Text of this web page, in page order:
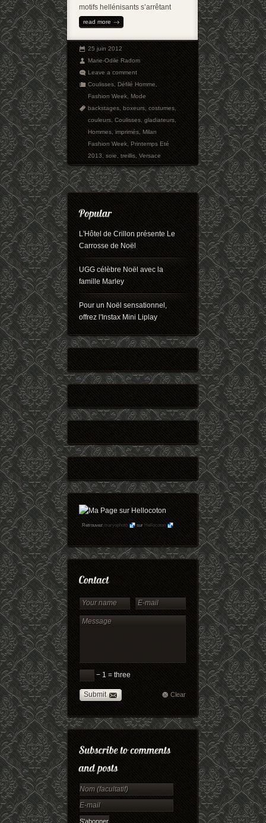
motifs hellénisants s’arrêtant
read more
25 juin 2012
Marie-Odile Radom
Leave a comment
Coulisses,Défilé Homme,
Fashion Week,Mode
backstages,boxeurs,costumes,
couleurs,Coulisses,gladiateurs,
Hommes,imprimés,Milan
Fashion Week,Printemps Eté
2013,soie,treillis,Versace
L'Hôtel de Crillon présente Le
Carrosse de Noël
UGG célèbre Noël avec la
famille Marley
Pour un Noël sensationnel,
offrez l'Instax Mini Liplay
Retrouvezmaryophoto surHellocoton
− 1 = three
Submit Clear